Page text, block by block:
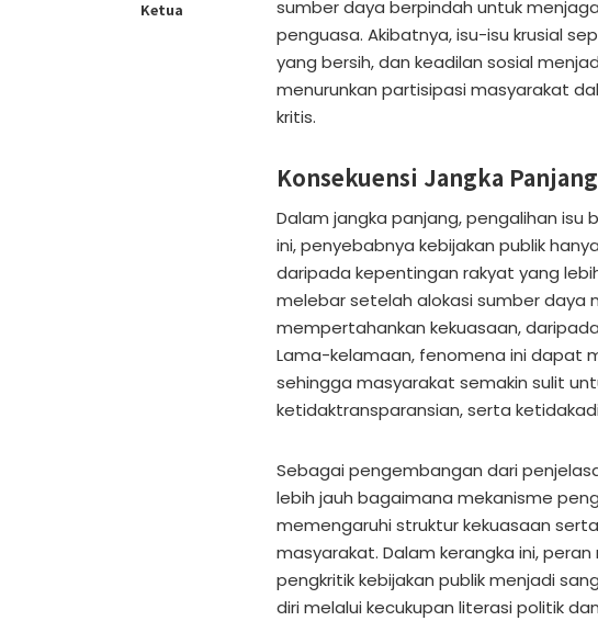
Ketua
sumber daya berpindah untuk
penguasa. Akibatnya, isu-isu krusial
yang bersih, dan keadilan sosial
menurunkan partisipasi masyarakat
kritis.
Konsekuensi Jangka Panjang
Dalam jangka panjang, pengalihan isu
ini, penyebabnya kebijakan publik
daripada kepentingan rakyat yang
melebar setelah alokasi sumber daya
mempertahankan kekuasaan,
Lama-kelamaan, fenomena ini dapat
sehingga masyarakat semakin sulit
ketidaktransparansian, serta
Sebagai pengembangan dari
lebih jauh bagaimana mekanisme
memengaruhi struktur kekuasaan
masyarakat. Dalam kerangka ini,
pengkritik kebijakan publik menjadi
diri melalui kecukupan literasi politik